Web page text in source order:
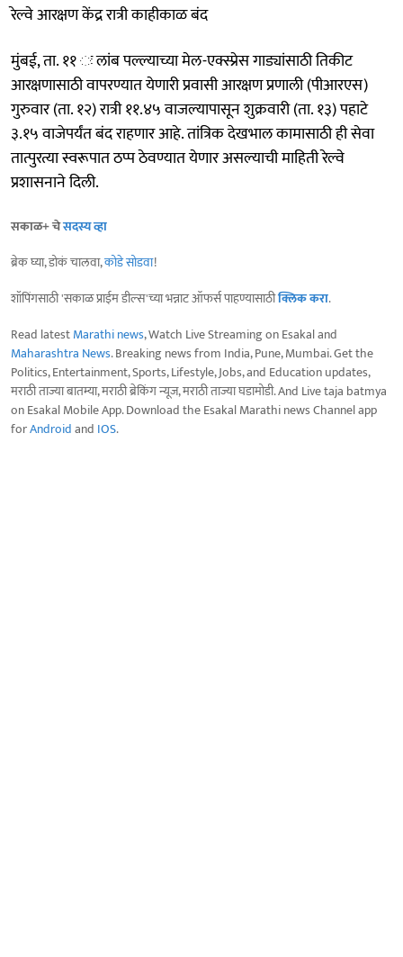
रेल्वे आरक्षण केंद्र रात्री काहीकाळ बंद
मुंबई, ता. ११ ः लांब पल्ल्याच्या मेल-एक्स्प्रेस गाड्यांसाठी तिकीट
आरक्षणासाठी वापरण्यात येणारी प्रवासी आरक्षण प्रणाली (पीआरएस)
गुरुवार (ता. १२) रात्री ११.४५ वाजल्यापासून शुक्रवारी (ता. १३) पहाटे
३.१५ वाजेपर्यंत बंद राहणार आहे. तांत्रिक देखभाल कामासाठी ही सेवा
तात्पुरत्या स्वरूपात ठप्प ठेवण्यात येणार असल्याची माहिती रेल्वे
प्रशासनाने दिली.
सकाळ+ चेसदस्य व्हा
ब्रेक घ्या, डोकं चालवा,कोडे सोडवा!
शॉपिंगसाठी 'सकाळ प्राईम डील्स'च्या भन्नाट ऑफर्स पाहण्यासाठीक्लिक करा.
Read latestMarathi news, Watch Live Streaming on Esakal and
Maharashtra News. Breaking news from India, Pune, Mumbai. Get the
Politics, Entertainment, Sports, Lifestyle, Jobs, and Education updates,
मराठी ताज्या बातम्या, मराठी ब्रेकिंग न्यूज, मराठी ताज्या घडामोडी. And Live taja batmya
on Esakal Mobile App. Download the Esakal Marathi news Channel app
forAndroidand IOS.